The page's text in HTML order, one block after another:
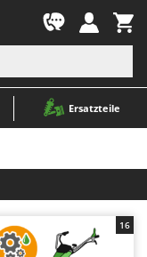
Ersatzteile
16